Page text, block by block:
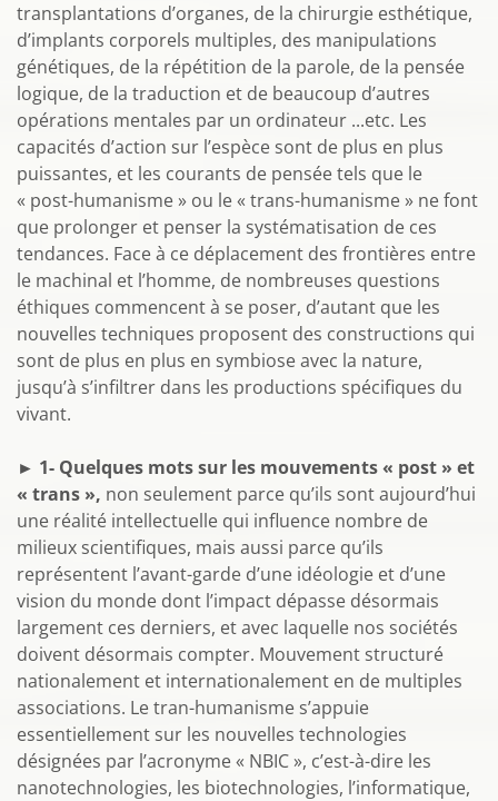
transplantations d’organes, de la chirurgie esthétique,
d’implants corporels multiples, des manipulations
génétiques, de la répétition de la parole, de la pensée
logique, de la traduction et de beaucoup d’autres
opérations mentales par un ordinateur ...etc. Les
capacités d’action sur l’espèce sont de plus en plus
puissantes, et les courants de pensée tels que le
« post-humanisme » ou le « trans-humanisme » ne font
que prolonger et penser la systématisation de ces
tendances. Face à ce déplacement des frontières entre
le machinal et l’homme, de nombreuses questions
éthiques commencent à se poser, d’autant que les
nouvelles techniques proposent des constructions qui
sont de plus en plus en symbiose avec la nature,
jusqu’à s’infiltrer dans les productions spécifiques du
vivant.
► 1- Quelques mots sur les mouvements « post » et
« trans », non seulement parce qu’ils sont aujourd’hui
une réalité intellectuelle qui influence nombre de
milieux scientifiques, mais aussi parce qu’ils
représentent l’avant-garde d’une idéologie et d’une
vision du monde dont l’impact dépasse désormais
largement ces derniers, et avec laquelle nos sociétés
doivent désormais compter. Mouvement structuré
nationalement et internationalement en de multiples
associations. Le tran-humanisme s’appuie
essentiellement sur les nouvelles technologies
désignées par l’acronyme « NBIC », c’est-à-dire les
nanotechnologies, les biotechnologies, l’informatique,